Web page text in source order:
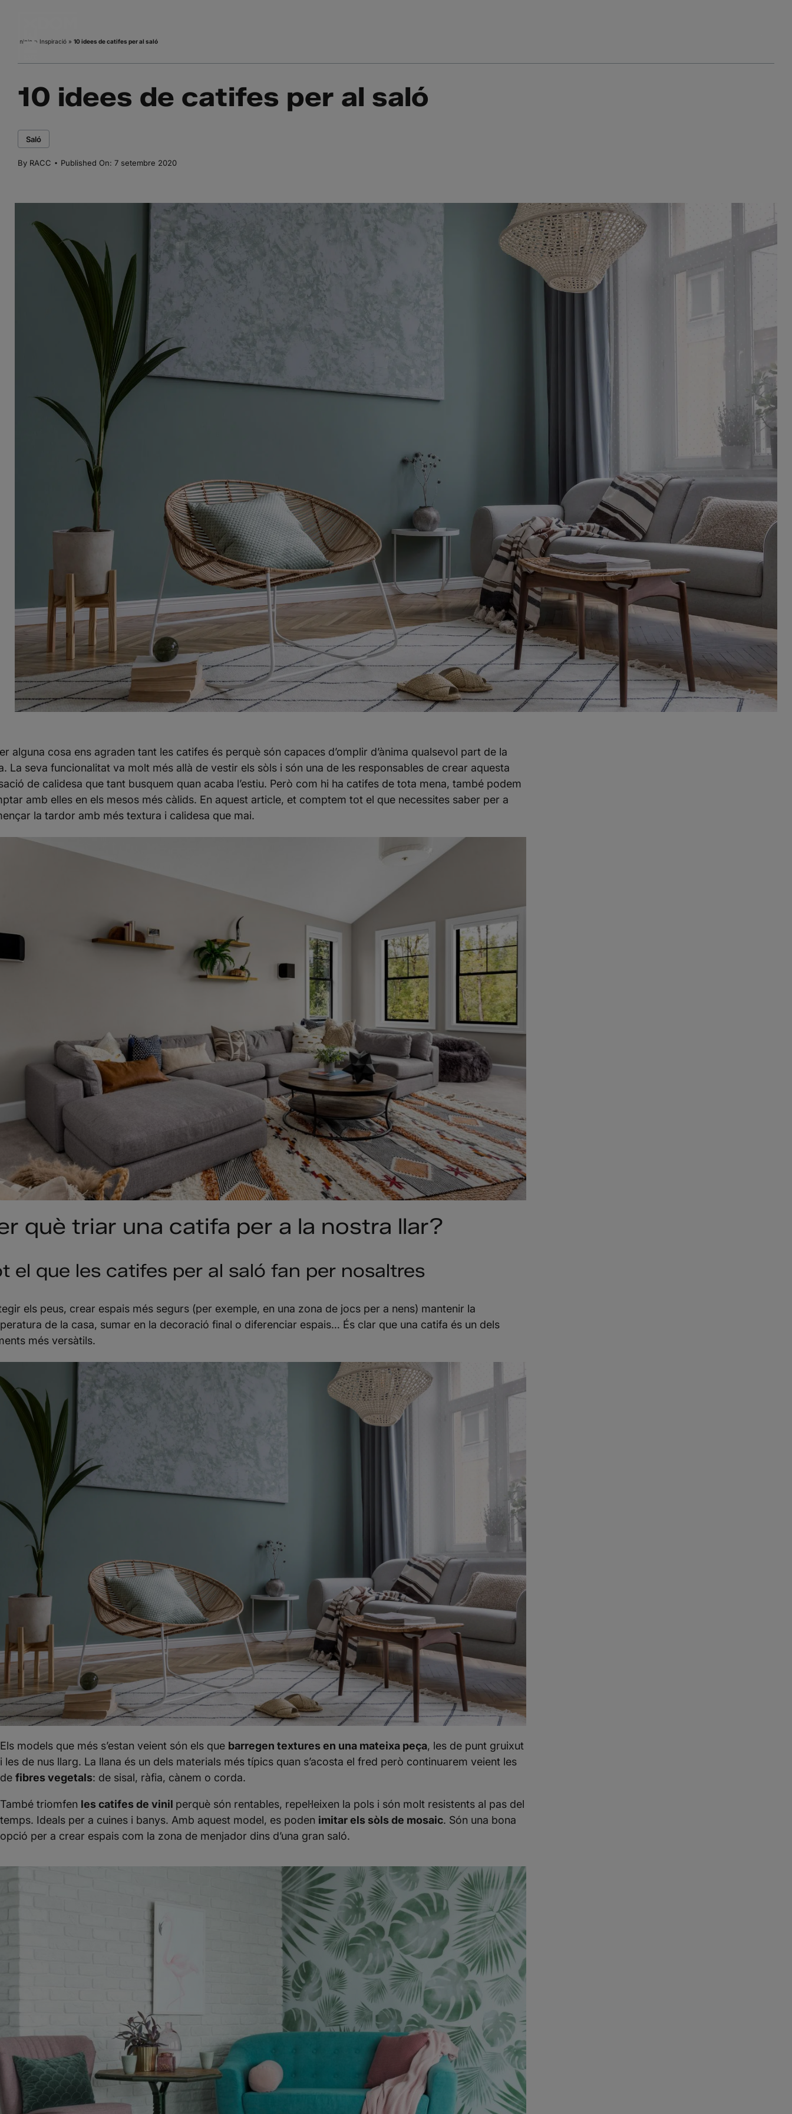
content
Inicio » Inspiració» 10 idees de catifes per al saló
10 idees de catifes per al saló
Saló
By RACC · Published On: 7 setembre 2020
alguna cosa ens agraden tant les catifes és perquè són capaces d’omplir d’ànima qualsevol part de la
La seva funcionalitat va molt més allà de vestir els sòls i són una de les responsables de crear aquesta
de calidesa que tant busquem quan acaba l’estiu. Però com hi ha catifes de tota mena, també podem
amb elles en els mesos més càlids. En aquest article, et comptem tot el que necessites saber per a
la tardor amb més textura i calidesa que mai.
què triar una catifa per a la nostra llar?
el que les catifes per al saló fan per nosaltres
els peus, crear espais més segurs (per exemple, en una zona de jocs per a nens) mantenir la
de la casa, sumar en la decoració final o diferenciar espais… És clar que una catifa és un dels
més versàtils.
Els models que més s’estan veient són els que barregen textures en una mateixa peça, les de punt gruixut
i les de nus llarg. La llana és un dels materials més típics quan s’acosta el fred però continuarem veient les
de fibres vegetals: de sisal, ràfia, cànem o corda.
També triomfen les catifes de vinil perquè són rentables, repel·leixen la pols i són molt resistents al pas del
temps. Ideals per a cuines i banys. Amb aquest model, es poden imitar els sòls de mosaic. Són una bona
opció per a crear espaiscom la zona de menjador dins d’una gran saló.